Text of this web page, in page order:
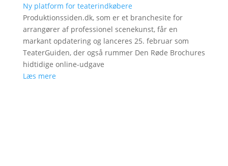
Ny platform for teaterindkøbere
Produktionssiden.dk, som er et branchesite for
arrangører af professionel scenekunst, får en
markant opdatering og lanceres 25. februar som
TeaterGuiden, der også rummer Den Røde Brochures
hidtidige online-udgave
Læs mere